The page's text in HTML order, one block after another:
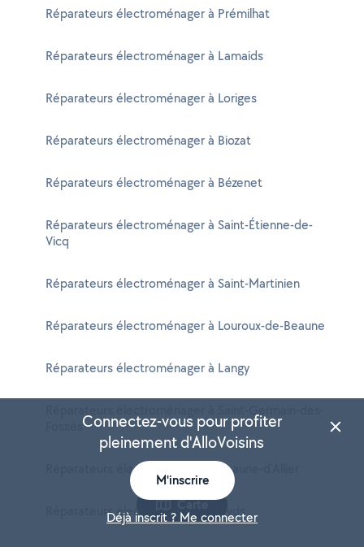
Réparateurs électroménager à Prémilhat
Réparateurs électroménager à Lamaids
Réparateurs électroménager à Loriges
Réparateurs électroménager à Biozat
Réparateurs électroménager à Bézenet
Réparateurs électroménager à Saint-Étienne-de-
Vicq
Réparateurs électroménager à Saint-Martinien
Réparateurs électroménager à Louroux-de-Beaune
Réparateurs électroménager à Langy
Réparateurs électroménager à Beaune-d'Allier
Réparateurs électroménager à Hyds
Carte
Connectez-vous pour profiter
pleinement d'AlloVoisins
M'inscrire
Déjà inscrit ? Me connecter